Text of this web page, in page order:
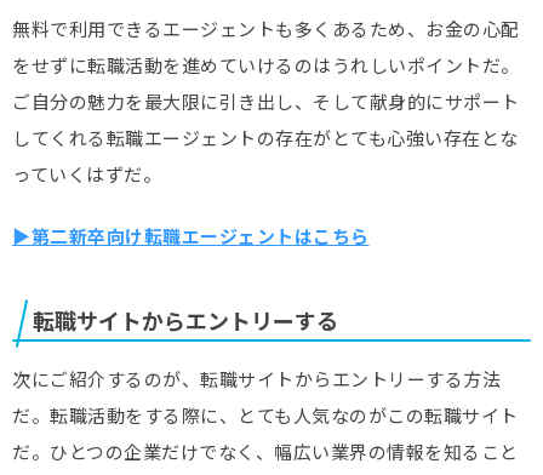
無料で利用できるエージェントも多くあるため、お金の心配
をせずに転職活動を進めていけるのはうれしいポイントだ。
ご自分の魅力を最大限に引き出し、そして献身的にサポート
してくれる転職エージェントの存在がとても心強い存在とな
っていくはずだ。
▶第二新卒向け転職エージェントはこちら
転職サイトからエントリーする
次にご紹介するのが、転職サイトからエントリーする方法
だ。転職活動をする際に、とても人気なのがこの転職サイト
だ。ひとつの企業だけでなく、幅広い業界の情報を知ること